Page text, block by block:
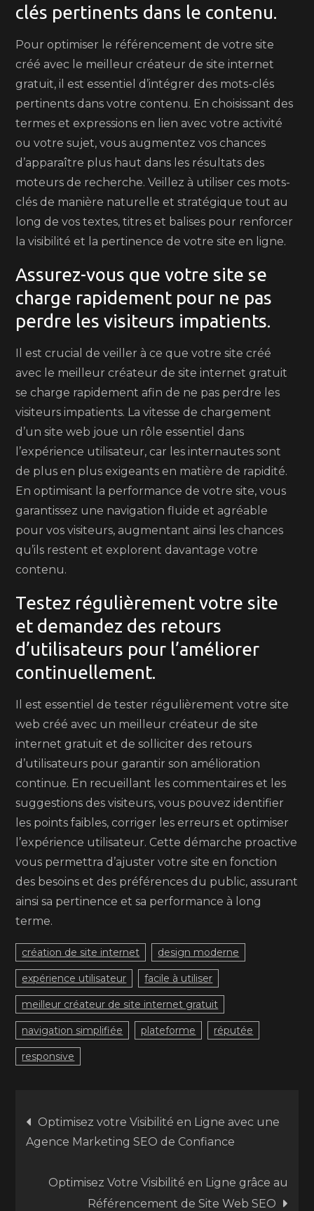
clés pertinents dans le contenu.
Pour optimiser le référencement de votre site
créé avec le meilleur créateur de site internet
gratuit, il est essentiel d’intégrer des mots-clés
pertinents dans votre contenu. En choisissant des
termes et expressions en lien avec votre activité
ou votre sujet, vous augmentez vos chances
d’apparaître plus haut dans les résultats des
moteurs de recherche. Veillez à utiliser ces mots-
clés de manière naturelle et stratégique tout au
long de vos textes, titres et balises pour renforcer
la visibilité et la pertinence de votre site en ligne.
Assurez-vous que votre site se
charge rapidement pour ne pas
perdre les visiteurs impatients.
Il est crucial de veiller à ce que votre site créé
avec le meilleur créateur de site internet gratuit
se charge rapidement afin de ne pas perdre les
visiteurs impatients. La vitesse de chargement
d’un site web joue un rôle essentiel dans
l’expérience utilisateur, car les internautes sont
de plus en plus exigeants en matière de rapidité.
En optimisant la performance de votre site, vous
garantissez une navigation fluide et agréable
pour vos visiteurs, augmentant ainsi les chances
qu’ils restent et explorent davantage votre
contenu.
Testez régulièrement votre site
et demandez des retours
d’utilisateurs pour l’améliorer
continuellement.
Il est essentiel de tester régulièrement votre site
web créé avec un meilleur créateur de site
internet gratuit et de solliciter des retours
d’utilisateurs pour garantir son amélioration
continue. En recueillant les commentaires et les
suggestions des visiteurs, vous pouvez identifier
les points faibles, corriger les erreurs et optimiser
l’expérience utilisateur. Cette démarche proactive
vous permettra d’ajuster votre site en fonction
des besoins et des préférences du public, assurant
ainsi sa pertinence et sa performance à long
terme.
création de site internet design moderne
expérience utilisateur facile à utiliser
meilleur créateur de site internet gratuit
navigation simplifiée plateforme réputée
responsive
Navigation
de
l’article
Optimisez votre Visibilité en Ligne avec une
Agence Marketing SEO de Confiance
Optimisez Votre Visibilité en Ligne grâce au
Référencement de Site Web SEO